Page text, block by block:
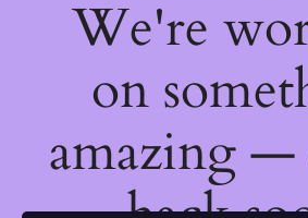
We're
on
amazing —